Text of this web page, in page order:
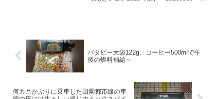
バタピー大袋122g、コーヒー500mlで午
後の燃料補給～
何カ月かぶりに乗車した田園都市線の車